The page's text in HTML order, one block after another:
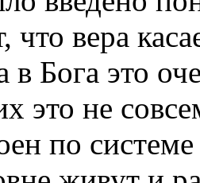
вера
в Бога это
это не
по системе